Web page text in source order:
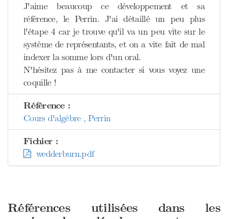
J'aime beaucoup ce développement et sa
référence, le Perrin. J'ai détaillé un peu plus
l'étape 4 car je trouve qu'il va un peu vite sur le
système de représentants, et on a vite fait de mal
indexer la somme lors d'un oral.
N'hésitez pas à me contacter si vous voyez une
coquille !
Référence :
Cours d'algèbre , Perrin
Fichier :
wedderburn.pdf
Références utilisées dans les